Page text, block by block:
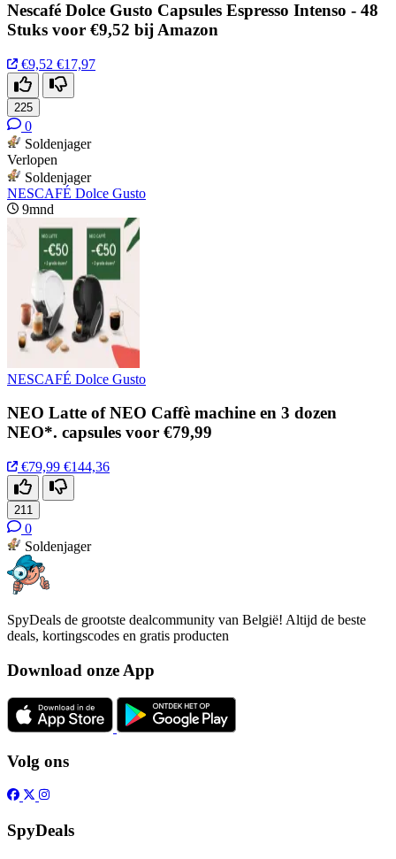
Nescafé Dolce Gusto Capsules Espresso Intenso - 48
Stuks voor €9,52 bij Amazon
€9,52 €17,97
225
0
Soldenjager
Verlopen
Soldenjager
NESCAFÉ Dolce Gusto
9mnd
NESCAFÉ Dolce Gusto
NEO Latte of NEO Caffè machine en 3 dozen
NEO*. capsules voor €79,99
€79,99 €144,36
211
0
Soldenjager
SpyDeals de grootste dealcommunity van België! Altijd de beste
deals, kortingscodes en gratis producten
Download onze App
Volg ons
SpyDeals